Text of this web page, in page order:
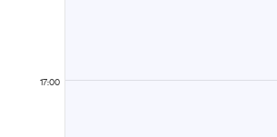
17:00